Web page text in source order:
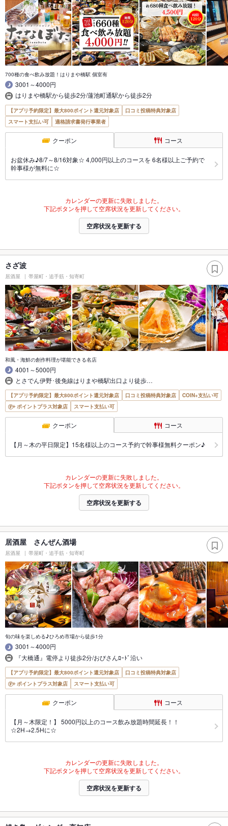
700種の食べ飲み放題！はりまや橋駅 個室有
3001～4000円
はりまや橋駅から徒歩2分/蓮池町通駅から徒歩2分
【アプリ予約限定】最大800ポイント還元対象店
口コミ投稿特典対象店
スマート支払い可
適格請求書発行事業者
クーポン コース
お盆休み♪8/7～8/16対象☆ 4,000円以上のコースを 6名様以上ご予約で
幹事様が無料に☆
カレンダーの更新に失敗しました。
下記ボタンを押して空席状況を更新してください。
空席状況を更新する
さざ波
居酒屋 帯屋町・追手筋・知寄町
和風・海鮮の創作料理が堪能できる名店
4001～5000円
とさでん伊野･後免線はりまや橋駅出口より徒歩…
【アプリ予約限定】最大800ポイント還元対象店 口コミ投稿特典対象店
COIN+支払い可
ポイントプラス対象店
スマート支払い可
クーポン コース
【月～木の平日限定】15名様以上のコース予約で幹事様無料クーポン♪
カレンダーの更新に失敗しました。
下記ボタンを押して空席状況を更新してください。
空席状況を更新する
居酒屋 さんぜん酒場
居酒屋 帯屋町・追手筋・知寄町
旬の味を楽しめる♪ひろめ市場から徒歩1分
3001～4000円
『大橋通』電停より徒歩2分/おびさんﾛｰﾄﾞ沿い
【アプリ予約限定】最大800ポイント還元対象店
口コミ投稿特典対象店
ポイントプラス対象店
スマート支払い可
クーポン コース
【月～木限定！】 5000円以上のコース飲み放題時間延長！！
☆2H→2.5Hに☆
カレンダーの更新に失敗しました。
下記ボタンを押して空席状況を更新してください。
空席状況を更新する